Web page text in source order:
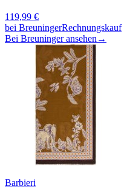
119,99 €
bei BreuningerRechnungskauf
Bei Breuninger ansehen →
Barbieri